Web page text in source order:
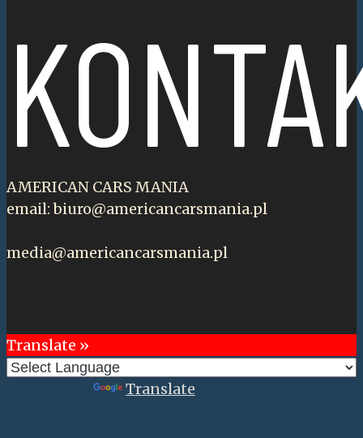
AMERICAN CARS MANIA
email: biuro@americancarsmania.pl
media@americancarsmania.pl
Translate »
Translate